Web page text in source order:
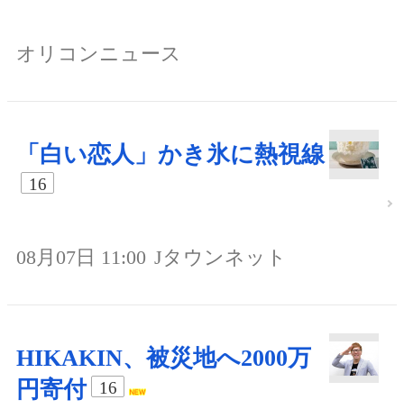
オリコンニュース
「白い恋人」かき氷に熱視線
16
08月07日 11:00 Jタウンネット
HIKAKIN、被災地へ2000万
円寄付
16